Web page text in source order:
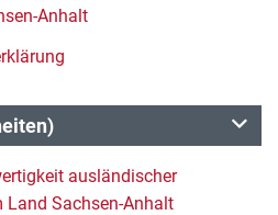
Anhalt
ausländischer
Sachsen-Anhalt